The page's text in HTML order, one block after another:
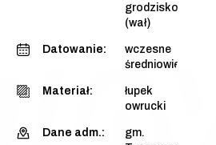
grodzisko
(wał)
Datowanie:
wczesne
średniowiecze
Materiał:
łupek
owrucki
Dane adm.:
gm.